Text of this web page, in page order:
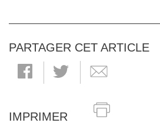
PARTAGER CET ARTICLE
IMPRIMER